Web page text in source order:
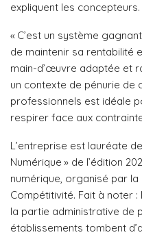
expliquent les concepteurs.
« C’est un système
de maintenir sa rentabilité
main-d’œuvre adaptée et
un contexte de pénurie de
professionnels est idéale
respirer face aux
L’entreprise est lauréate
Numérique » de l’édition
numérique, organisé par
Compétitivité. Fait à noter
la partie administrative de
établissements tombent